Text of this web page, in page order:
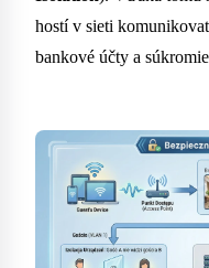
hostí v sieti
bankové účty a